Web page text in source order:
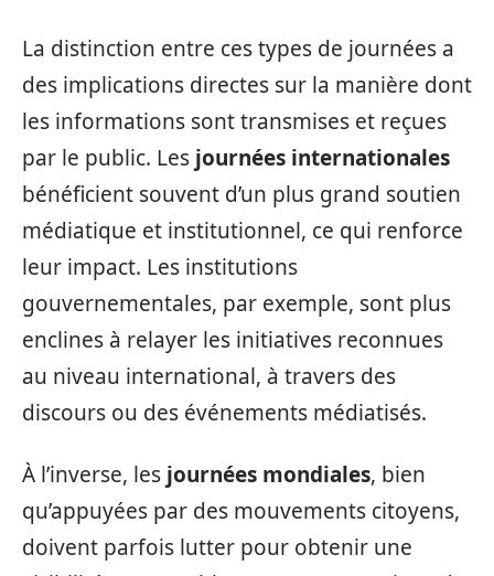
La distinction entre ces types de journées a
des implications directes sur la manière dont
les informations sont transmises et reçues
par le public. Les journées internationales
bénéficient souvent d’un plus grand soutien
médiatique et institutionnel, ce qui renforce
leur impact. Les institutions
gouvernementales, par exemple, sont plus
enclines à relayer les initiatives reconnues
au niveau international, à travers des
discours ou des événements médiatisés.
À l’inverse, les journées mondiales, bien
qu’appuyées par des mouvements citoyens,
doivent parfois lutter pour obtenir une